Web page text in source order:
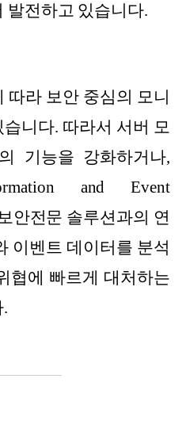
발전하고 있습니다.
따라 보안 중심의 모니
니다. 따라서 서버 모
기능을 강화하거나,
and Event
안전문 솔루션과의 연
이벤트 데이터를 분석
협에 빠르게 대처하는